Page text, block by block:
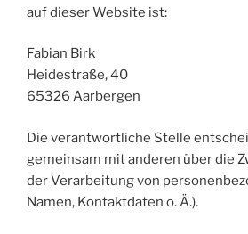
auf dieser Website ist:
Fabian Birk
Heidestraße, 40
65326 Aarbergen
Die verantwortliche Stelle
gemeinsam mit anderen über die
der Verarbeitung von
Namen, Kontaktdaten o. Ä.).